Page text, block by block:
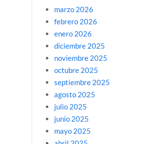
marzo 2026
febrero 2026
enero 2026
diciembre 2025
noviembre 2025
octubre 2025
septiembre 2025
agosto 2025
julio 2025
junio 2025
mayo 2025